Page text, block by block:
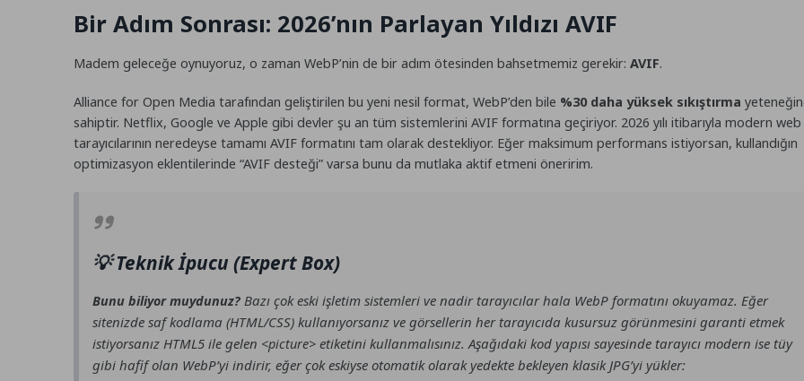
Bir Adım Sonrası: 2026’nın Parlayan Yıldızı AVIF
Madem geleceğe oynuyoruz, o zaman WebP’nin de bir adım ötesinden bahsetmemiz gerekir: AVIF.
Alliance for Open Media tarafından geliştirilen bu yeni nesil format, WebP’den bile %30 daha yüksek sıkıştırma
sahiptir. Netflix, Google ve Apple gibi devler şu an tüm sistemlerini AVIF formatına geçiriyor. 2026 yılı itibarıyla modern web
tarayıcılarının neredeyse tamamı AVIF formatını tam olarak destekliyor. Eğer maksimum performans istiyorsan, kullandığın
optimizasyon eklentilerinde “AVIF desteği” varsa bunu da mutlaka aktif etmeni öneririm.
💡 Teknik İpucu (Expert Box)
Bunu biliyor muydunuz? Bazı çok eski işletim sistemleri ve nadir tarayıcılar hala WebP formatını okuyamaz. Eğer
sitenizde saf kodlama (HTML/CSS) kullanıyorsanız ve görsellerin her tarayıcıda kusursuz görünmesini garanti etmek
istiyorsanız HTML5 ile gelen <picture> etiketini kullanmalısınız. Aşağıdaki kod yapısı sayesinde tarayıcı modern ise tüy
gibi hafif olan WebP’yi indirir, eğer çok eskiyse otomatik olarak yedekte bekleyen klasik JPG’yi yükler: